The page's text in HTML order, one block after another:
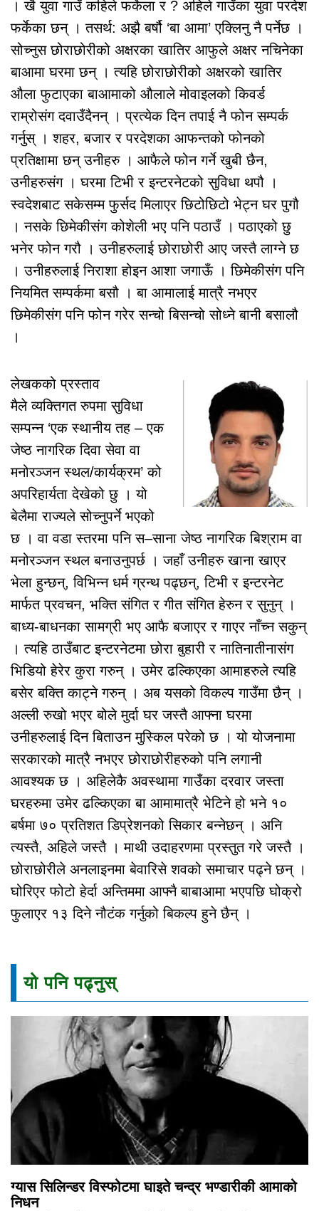
। खै युवा गाउँ कहिले फर्केला र ? अहिले गाउँका युवा परदेश
फर्केका छन् । तसर्थ: अझै बर्षौ ‘बा आमा’ एक्लिनु नै पर्नेछ ।
सोच्नुस छोराछोरीको अक्षरका खातिर आफुले अक्षर नचिनेका
बाआमा घरमा छन् । त्यहि छोराछोरीको अक्षरको खातिर
औला फुटाएका बाआमाको औलाले मोवाइलको किवर्ड
राम्रोसंग दवाउँदैनन् । प्रत्येक दिन तपाई नै फोन सम्पर्क
गर्नुस् । शहर, बजार र परदेशका आफन्तको फोनको
प्रतिक्षामा छन् उनीहरु । आफैले फोन गर्ने खुबी छैन,
उनीहरुसंग । घरमा टिभी र इन्टरनेटको सुविधा थपौ ।
स्वदेशबाट सकेसम्म फुर्सद मिलाएर छिटोछिटो भेट्न घर पुगौ
। नसके छिमेकीसंग कोशेली भए पनि पठाउँ । पठाएको छु
भनेर फोन गरौ । उनीहरुलाई छोराछोरी आए जस्तै लाग्ने छ
। उनीहरुलाई निराशा होइन आशा जगाऊँ । छिमेकीसंग पनि
नियमित सम्पर्कमा बसौ । बा आमालाई मात्रै नभएर
छिमेकीसंग पनि फोन गरेर सन्चो बिसन्चो सोध्ने बानी बसालौ
।
लेखकको प्रस्ताव
मैले व्यक्तिगत रुपमा सुविधा
सम्पन्न ‘एक स्थानीय तह – एक
जेष्ठ नागरिक दिवा सेवा वा
मनोरञ्जन स्थल/कार्यक्रम’ को
अपरिहार्यता देखेको छु । यो
बेलैमा राज्यले सोच्नुपर्ने भएको
छ । वा वडा स्तरमा पनि स–साना जेष्ठ नागरिक बिश्राम वा
मनोरञ्जन स्थल बनाउनुपर्छ । जहाँ उनीहरु खाना खाएर
भेला हुन्छन्, विभिन्न धर्म ग्रन्थ पढ्छन्, टिभी र इन्टरनेट
मार्फत प्रवचन, भक्ति संगित र गीत संगित हेरुन र सुनुन् ।
बाध्य-बाधनका सामग्री भए आफै बजाएर र गाएर नाँच्न सकुन्
। त्यहि ठाउँबाट इन्टरनेटमा छोरा बुहारी र नातिनातीनासंग
भिडियो हेरेर कुरा गरुन् । उमेर ढल्किएका आमाहरुले त्यहि
बसेर बक्ति काट्ने गरुन् । अब यसको विकल्प गाउँमा छैन् ।
अल्ली रुखो भएर बोले मुर्दा घर जस्तै आफ्ना घरमा
उनीहरुलाई दिन बिताउन मुस्किल परेको छ । यो योजनामा
सरकारको मात्रै नभएर छोराछोरीहरुको पनि लगानी
आवश्यक छ । अहिलेकै अवस्थामा गाउँका दरवार जस्ता
घरहरुमा उमेर ढल्किएका बा आमामात्रै भेटिने हो भने १०
बर्षमा ७० प्रतिशत डिप्रेशनको सिकार बन्नेछन् । अनि
त्यस्तै, अहिले जस्तै । माथी उदाहरणमा प्रस्तुत गरे जस्तै ।
छोराछोरीले अनलाइनमा बेवारिसे शवको समाचार पढ्ने छन् ।
घोरिएर फोटो हेर्दा अन्तिममा आफ्नै बाबाआमा भएपछि घोक्रो
फुलाएर १३ दिने नौटंक गर्नुको बिकल्प हुने छैन् ।
यो पनि पढ्नुस्
ग्यास सिलिन्डर विस्फोटमा घाइते चन्द्र भण्डारीकी आमाको
निधन